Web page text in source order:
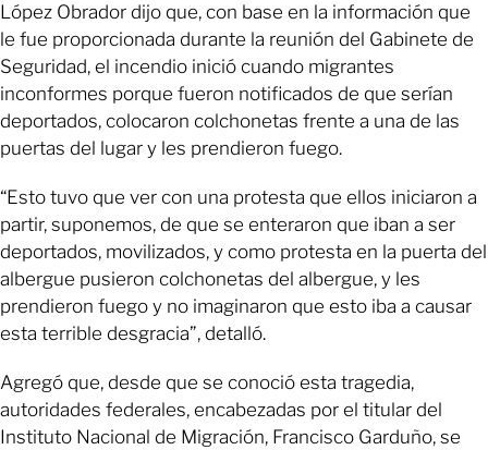
López Obrador dijo que, con base en la información que
le fue proporcionada durante la reunión del Gabinete de
Seguridad, el incendio inició cuando migrantes
inconformes porque fueron notificados de que serían
deportados, colocaron colchonetas frente a una de las
puertas del lugar y les prendieron fuego.
“Esto tuvo que ver con una protesta que ellos iniciaron a
partir, suponemos, de que se enteraron que iban a ser
deportados, movilizados, y como protesta en la puerta del
albergue pusieron colchonetas del albergue, y les
prendieron fuego y no imaginaron que esto iba a causar
esta terrible desgracia”, detalló.
Agregó que, desde que se conoció esta tragedia,
autoridades federales, encabezadas por el titular del
Instituto Nacional de Migración, Francisco Garduño, se